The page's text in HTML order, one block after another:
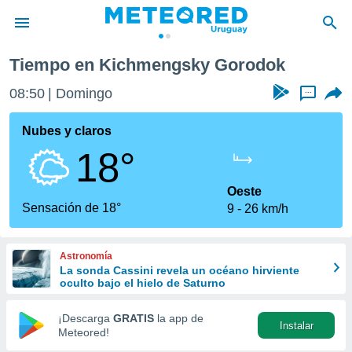
de
ha
calidad.
a este
las
y
forma
digital
basada
Tiempo en Kichmengsky Gorodok
08:50 Domingo ...
Nubes y claros
18°
Sensación de 18°
Oeste
9
26 km/h
Astronomía
La sonda Cassini revela un océano hirviente
oculto bajo el hielo de Saturno
¡Descarga GRATIS la app de
Meteored!
Instalar